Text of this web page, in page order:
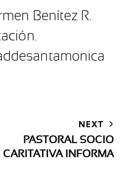
Benítez R.
NEXT
PASTORAL SOCIO
CARITATIVA INFORMA